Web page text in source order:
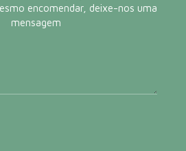
encomendar, deixe-nos uma
mensagem